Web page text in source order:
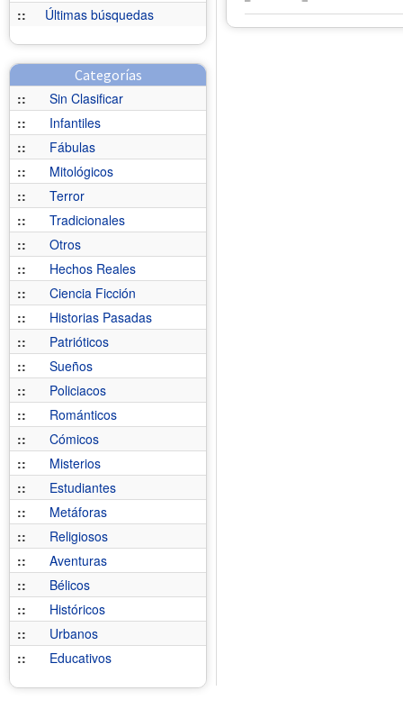
::
Últimas búsquedas
Categorías
::
Sin Clasificar
::
Infantiles
::
Fábulas
::
Mitológicos
::
Terror
::
Tradicionales
::
Otros
::
Hechos Reales
::
Ciencia Ficción
::
Historias Pasadas
::
Patrióticos
::
Sueños
::
Policiacos
::
Románticos
::
Cómicos
::
Misterios
::
Estudiantes
::
Metáforas
::
Religiosos
::
Aventuras
::
Bélicos
::
Históricos
::
Urbanos
::
Educativos